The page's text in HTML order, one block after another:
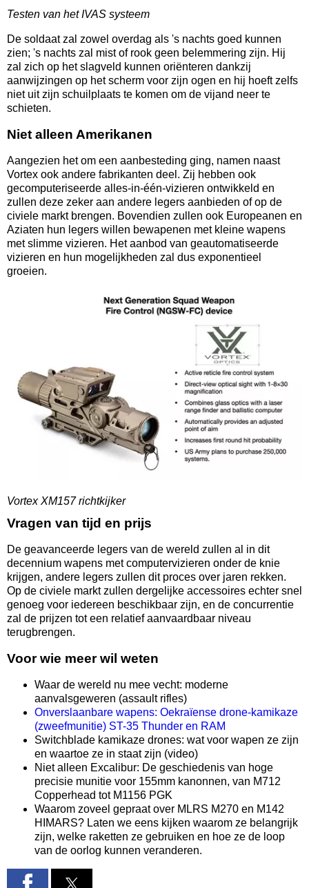
Testen van het IVAS systeem
De soldaat zal zowel overdag als 's nachts goed kunnen
zien; 's nachts zal mist of rook geen belemmering zijn. Hij
zal zich op het slagveld kunnen oriënteren dankzij
aanwijzingen op het scherm voor zijn ogen en hij hoeft zelfs
niet uit zijn schuilplaats te komen om de vijand neer te
schieten.
Niet alleen Amerikanen
Aangezien het om een aanbesteding ging, namen naast
Vortex ook andere fabrikanten deel. Zij hebben ook
gecomputeriseerde alles-in-één-vizieren ontwikkeld en
zullen deze zeker aan andere legers aanbieden of op de
civiele markt brengen. Bovendien zullen ook Europeanen en
Aziaten hun legers willen bewapenen met kleine wapens
met slimme vizieren. Het aanbod van geautomatiseerde
vizieren en hun mogelijkheden zal dus exponentieel
groeien.
Vortex XM157 richtkijker
Vragen van tijd en prijs
De geavanceerde legers van de wereld zullen al in dit
decennium wapens met computervizieren onder de knie
krijgen, andere legers zullen dit proces over jaren rekken.
Op de civiele markt zullen dergelijke accessoires echter snel
genoeg voor iedereen beschikbaar zijn, en de concurrentie
zal de prijzen tot een relatief aanvaardbaar niveau
terugbrengen.
Voor wie meer wil weten
Waar de wereld nu mee vecht: moderne
aanvalsgeweren (assault rifles)
Onverslaanbare wapens: Oekraïense drone-kamikaze
(zweefmunitie) ST-35 Thunder en RAM
Switchblade kamikaze drones: wat voor wapen ze zijn
en waartoe ze in staat zijn (video)
Niet alleen Excalibur: De geschiedenis van hoge
precisie munitie voor 155mm kanonnen, van M712
Copperhead tot M1156 PGK
Waarom zoveel gepraat over MLRS M270 en M142
HIMARS? Laten we eens kijken waarom ze belangrijk
zijn, welke raketten ze gebruiken en hoe ze de loop
van de oorlog kunnen veranderen.